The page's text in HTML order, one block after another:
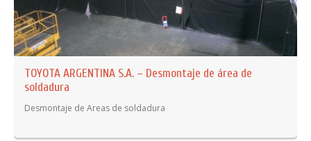
TOYOTA ARGENTINA S.A. – Desmontaje de área de
soldadura
Desmontaje de Areas de soldadura